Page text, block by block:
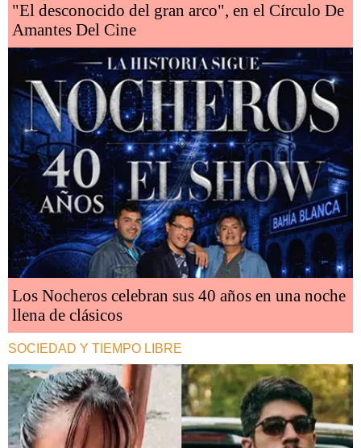
"El desconocido del gran arco", en el Círculo De
Amantes Del Cine
Los Nocheros celebran sus 40 años en una noche
llena de clásicos
SOCIEDAD Y TIEMPO LIBRE